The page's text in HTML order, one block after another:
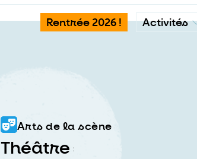
Rentrée 2026 ! Activités
Arts de la scène
Théâtre :